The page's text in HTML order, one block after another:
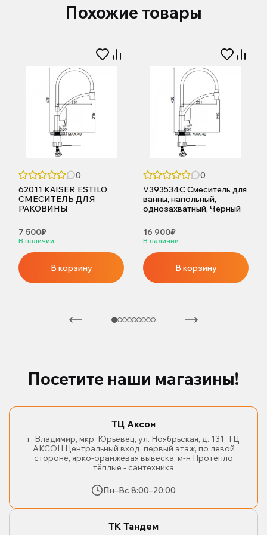
Похожие товары
0
62011 KAISER ESTILO
СМЕСИТЕЛЬ ДЛЯ
РАКОВИНЫ
7 500₽
В наличии
В корзину
0
V393534С Смеситель для
ванны, напольный,
однозахватный, Черный
16 900₽
В наличии
В корзину
Посетите наши магазины!
ТЦ Аксон
г. Владимир, мкр. Юрьевец, ул. Ноябрьская, д. 131, ТЦ
АКСОН Центральный вход, первый этаж, по левой
стороне, ярко-оранжевая вывеска, м-н Протепло
тёплые - сантехника
Пн–Вс 8:00–20:00
ТК Тандем